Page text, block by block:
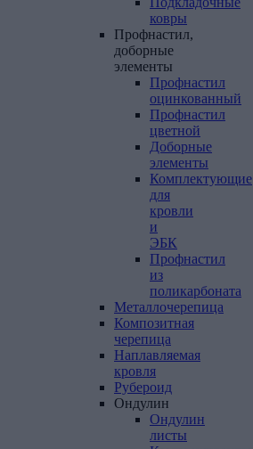
ковры
Профнастил,
доборные
элементы
Профнастил
оцинкованный
Профнастил
цветной
Доборные
элементы
Комплектующие
для
кровли
и
ЭБК
Профнастил
из
поликарбоната
Металлочерепица
Композитная
черепица
Наплавляемая
кровля
Рубероид
Ондулин
Ондулин
листы